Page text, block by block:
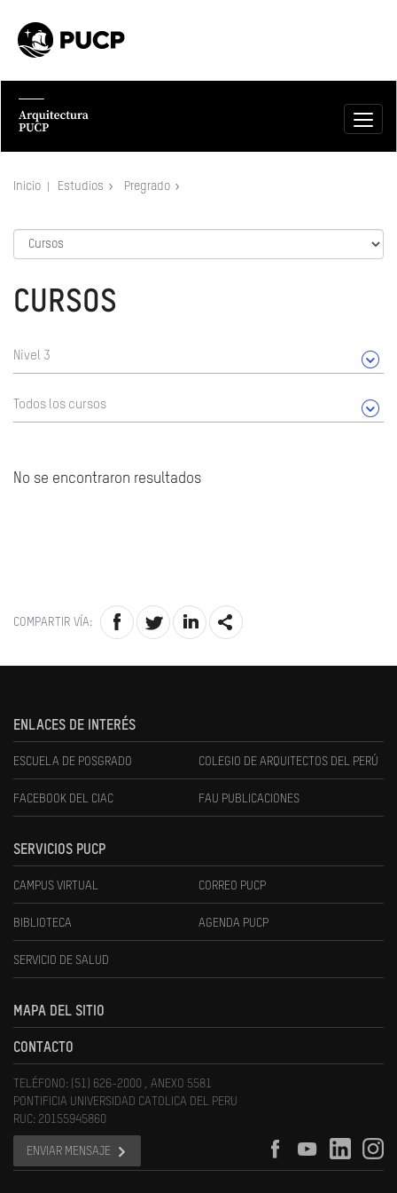
Inicio Estudios Pregrado
CURSOS
Nivel 3
Todos los cursos
No se encontraron resultados
COMPARTIR VÍA:
ENLACES DE INTERÉS
ESCUELA DE POSGRADO COLEGIO DE ARQUITECTOS DEL PERÚ
FACEBOOK DEL CIAC FAU PUBLICACIONES
SERVICIOS PUCP
CAMPUS VIRTUAL CORREO PUCP
BIBLIOTECA AGENDA PUCP
SERVICIO DE SALUD
MAPA DEL SITIO
CONTACTO
TELÉFONO: (51) 626-2000 , ANEXO 5581
PONTIFICIA UNIVERSIDAD CATOLICA DEL PERU
RUC: 20155945860
ENVIAR MENSAJE